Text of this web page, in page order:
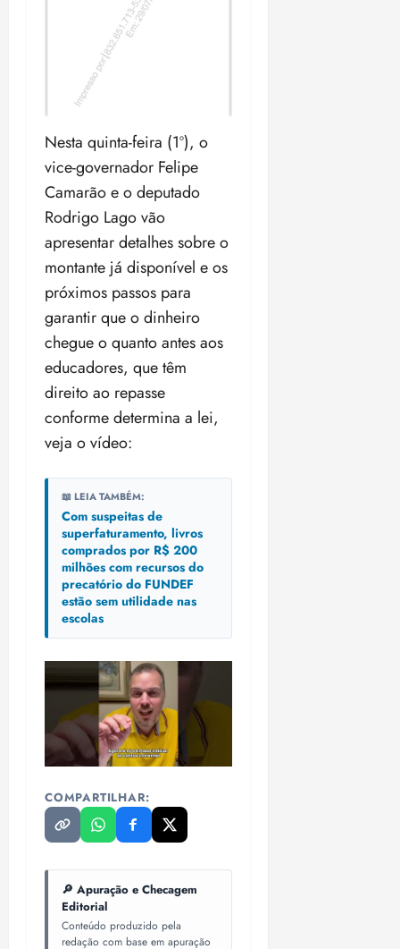
Nesta quinta-feira (1º), o
vice-governador Felipe
Camarão e o deputado
Rodrigo Lago vão
apresentar detalhes sobre o
montante já disponível e os
próximos passos para
garantir que o dinheiro
chegue o quanto antes aos
educadores, que têm
direito ao repasse
conforme determina a lei,
veja o vídeo:
📖 LEIA TAMBÉM:
Com suspeitas de
superfaturamento, livros
comprados por R$ 200
milhões com recursos do
precatório do FUNDEF
estão sem utilidade nas
escolas
COMPARTILHAR:
🔎 Apuração e Checagem
Editorial
Conteúdo produzido pela
redação com base em apuração